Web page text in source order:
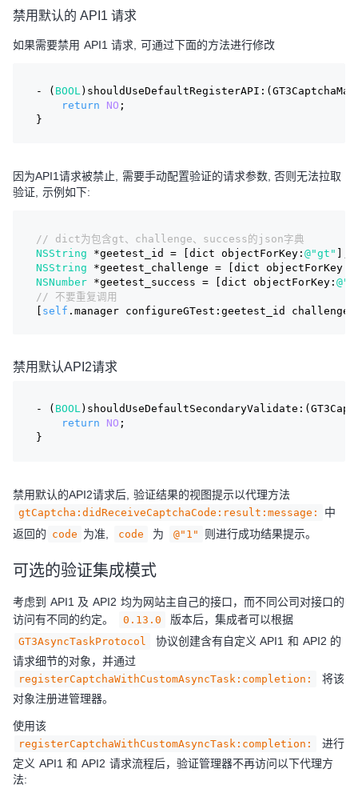
禁用默认的 API1 请求
如果需要禁用 API1 请求, 可通过下面的方法进行修改
- ( BOOL
return
NO ;
}
因为API1请求被禁止, 需要手动配置验证的请求参数, 否则无法拉取
验证, 示例如下:
// dict为包含gt、challenge、success的json字典
NSString *geetest_id = [dict objectForKey: @"gt" ];
NSString *geetest_challenge = [dict objectForKey:
NSNumber *geetest_success = [dict objectForKey:
// 不要重复调用
[ self .manager configureGTest:geetest_id
禁用默认API2请求
- ( BOOL
return
NO ;
}
禁用默认的API2请求后, 验证结果的视图提示以代理方法
gtCaptcha:didReceiveCaptchaCode:result:message:
中
返回的 code 为准, code 为 @"1" 则进行成功结果提示。
可选的验证集成模式
考虑到 API1 及 API2 均为网站主自己的接口，而不同公司对接口的
访问有不同的约定。
0.13.0 版本后，集成者可以根据
GT3AsyncTaskProtocol
协议创建含有自定义 API1 和 API2 的
请求细节的对象，并通过
registerCaptchaWithCustomAsyncTask:completion:
将该
对象注册进管理器。
使用该
registerCaptchaWithCustomAsyncTask:completion:
进行
定义 API1 和 API2 请求流程后，验证管理器不再访问以下代理方
法: